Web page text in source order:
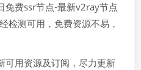
免费ssr节点-最新v2ray节点
检测可用，免费资源不易，
可用资源及订阅，尽力更新